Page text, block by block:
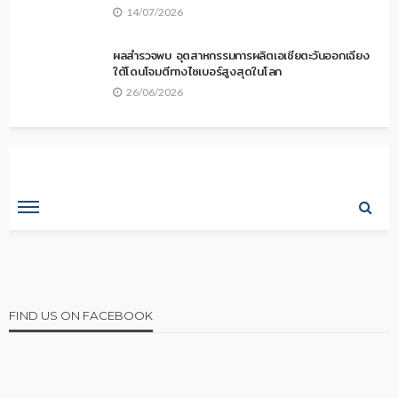
14/07/2026
ผลสำรวจพบ อุตสาหกรรมการผลิตเอเชียตะวันออกเฉียง
ใต้โดนโจมตีทางไซเบอร์สูงสุดในโลก
26/06/2026
FIND US ON FACEBOOK